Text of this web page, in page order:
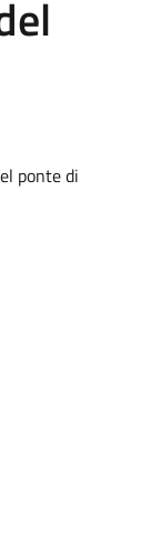
ponte di